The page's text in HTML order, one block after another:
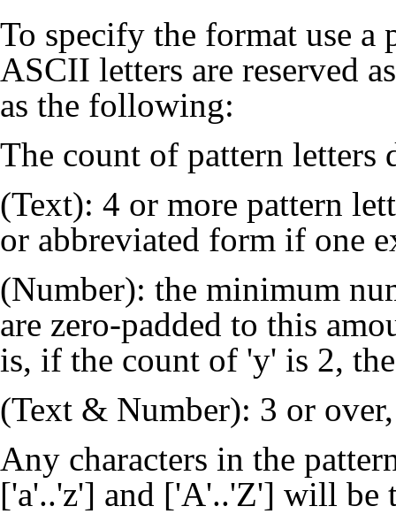
To specify the format use
ASCII letters are reserved
as the following:
The count of pattern letters
(Text): 4 or more pattern
or abbreviated form if one
(Number): the minimum
are zero-padded to this
is, if the count of 'y' is 2,
(Text & Number): 3 or
Any characters in the
['a'..'z'] and ['A'..'Z'] will be